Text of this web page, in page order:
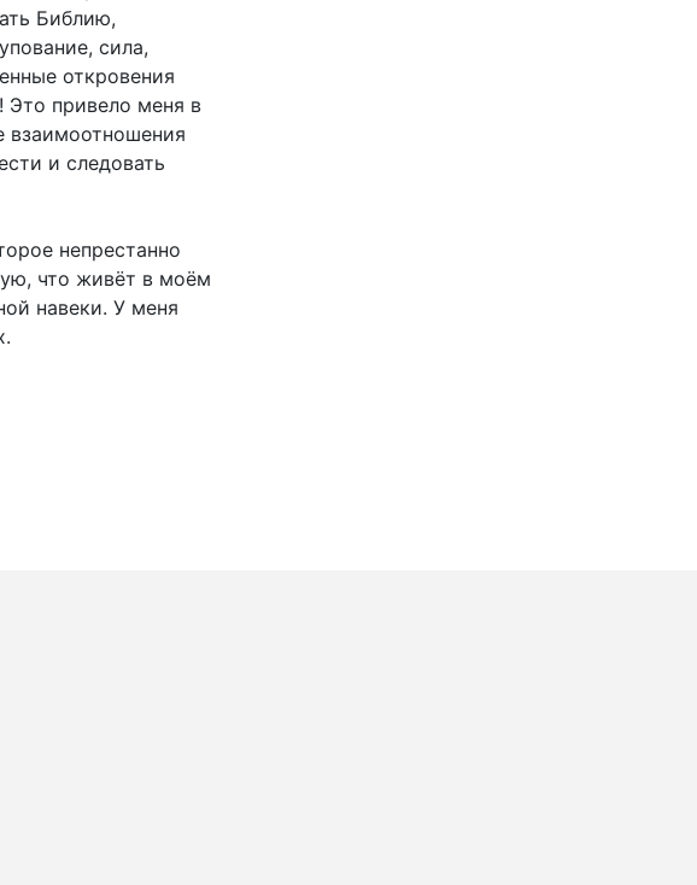
Библию,
сила,
откровения
Это привело меня в
взаимоотношения
и следовать
непрестанно
что живёт в моём
навеки. У меня